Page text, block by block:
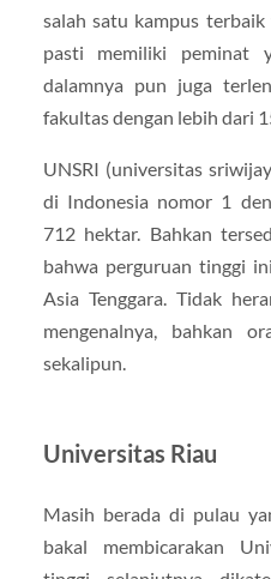
salah satu kampus
pasti memiliki peminat
dalamnya pun juga
fakultas dengan lebih dari
UNSRI (universitas
di Indonesia nomor 1
712 hektar. Bahkan
bahwa perguruan tinggi
Asia Tenggara. Tidak
mengenalnya, bahkan
sekalipun.
Universitas Riau
Masih berada di pulau
bakal membicarakan